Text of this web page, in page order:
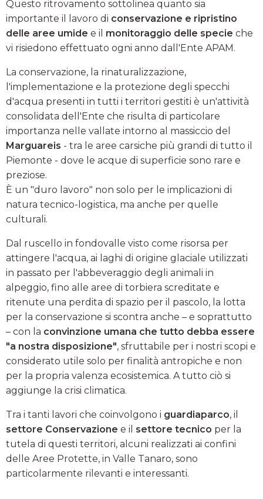
Questo ritrovamento sottolinea quanto sia
importante il lavoro di conservazione e ripristino
delle aree umide e il monitoraggio delle specie che
vi risiedono effettuato ogni anno dall'Ente APAM.
La conservazione, la rinaturalizzazione,
l'implementazione e la protezione degli specchi
d'acqua presenti in tutti i territori gestiti è un'attività
consolidata dell'Ente che risulta di particolare
importanza nelle vallate intorno al massiccio del
Marguareis - tra le aree carsiche più grandi di tutto il
Piemonte - dove le acque di superficie sono rare e
preziose.
È un "duro lavoro" non solo per le implicazioni di
natura tecnico-logistica, ma anche per quelle
culturali.
Dal ruscello in fondovalle visto come risorsa per
attingere l'acqua, ai laghi di origine glaciale utilizzati
in passato per l'abbeveraggio degli animali in
alpeggio, fino alle aree di torbiera screditate e
ritenute una perdita di spazio per il pascolo, la lotta
per la conservazione si scontra anche – e soprattutto
– con la convinzione umana che tutto debba essere
"a nostra disposizione", sfruttabile per i nostri scopi e
considerato utile solo per finalità antropiche e non
per la propria valenza ecosistemica. A tutto ciò si
aggiunge la crisi climatica.
Tra i tanti lavori che coinvolgono i guardiaparco, il
settore Conservazione e il settore tecnico per la
tutela di questi territori, alcuni realizzati ai confini
delle Aree Protette, in Valle Tanaro, sono
particolarmente rilevanti e interessanti.